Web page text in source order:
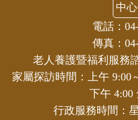
中
電話：
傳真：
老人養護暨福利服務
家屬探訪時間：上午 9:00
下午 4:00
行政服務時間：